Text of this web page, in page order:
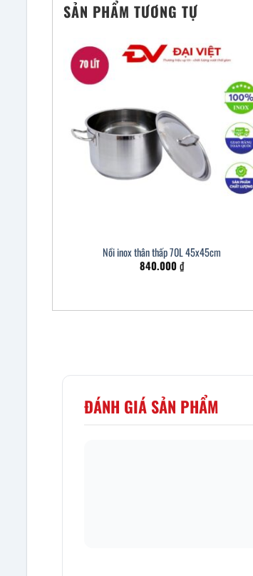
SẢN PHẨM TƯƠNG TỰ
Nồi inox thân thấp 70L 45x45cm
840.000₫
ĐÁNH GIÁ SẢN PHẨM